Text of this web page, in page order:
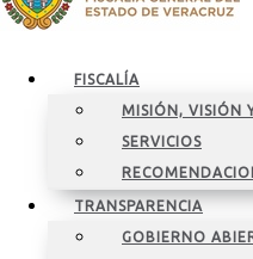
FISCALÍA
MISIÓN, VISIÓN
SERVICIOS
TRANSPARENCIA
GOBIERNO